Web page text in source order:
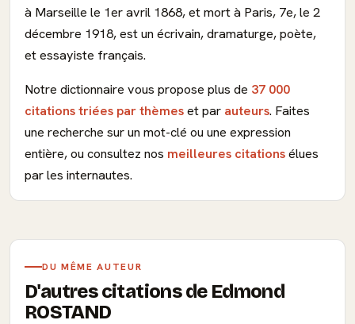
à Marseille le 1er avril 1868, et mort à Paris, 7e, le 2
décembre 1918, est un écrivain, dramaturge, poète,
et essayiste français.
Notre dictionnaire vous propose plus de 37 000
citations triées par thèmeset par auteurs. Faites
une recherche sur un mot-clé ou une expression
entière, ou consultez nos meilleures citationsélues
par les internautes.
DU MÊME AUTEUR
D'autres citations de Edmond
ROSTAND